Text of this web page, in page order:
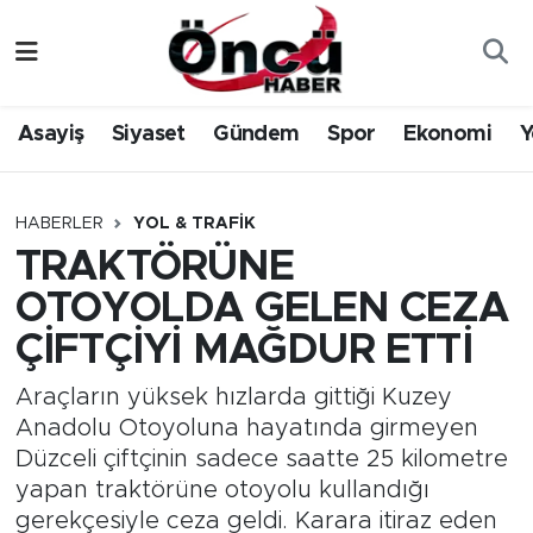
Asayiş Siyaset Gündem Spor Ekonomi
HABERLER YOL & TRAFIK
TRAKTÖRÜNE
OTOYOLDA GELEN CEZA
ÇİFTÇİYİ MAĞDUR ETTİ
Araçların yüksek hızlarda gittiği Kuzey
Anadolu Otoyoluna hayatında girmeyen
Düzceli çiftçinin sadece saatte 25 kilometre
yapan traktörüne otoyolu kullandığı
gerekçesiyle ceza geldi. Karara itiraz eden
Gündem
Spor
Siyaset
Yerel Haber
Öncü Radyo Dinle
Öncü TV İzle
Düzce Nöbetçi Eczaneler
Düzce Hava Durumu
Düzce Namaz Vakitleri
Düzce Trafik Yoğunluk Haritası
Süper Lig Puan Durumu ve Fikstür
Tüm Manşetler
Son Dakika Haberleri
Haber Arşivi